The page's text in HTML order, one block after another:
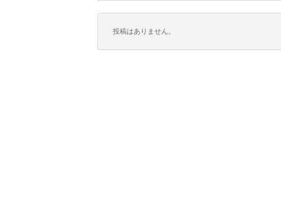
投稿はありません。